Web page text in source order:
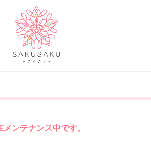
メンテナンス中です。